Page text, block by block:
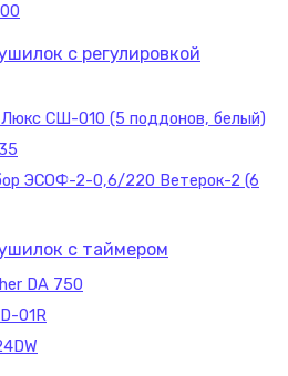
с регулировкой
СШ-010 (5 поддонов, белый)
ЭСОФ-2-0,6/220 Ветерок-2 (6
с таймером
DA 750
01R